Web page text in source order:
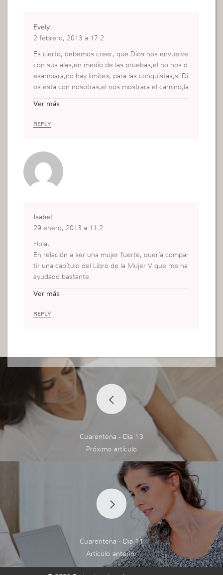
Evely
2 febrero, 2013 a 17:2
Es cierto, debemos creer, que Dios nos envuelve
con sus alas,en medio de las pruebas,el no nos d
esampara,no hay limites, para las conquistas,si Di
os esta con nosotras,el nos mostrara el camino,la
Ver más
REPLY
Isabel
29 enero, 2013 a 11:2
Hola,
En relación a ser una mujer fuerte, quería compar
tir una capítulo del Libro de la Mujer V que me ha
ayudado bastante.
o que quiere y sigue adelante.
Ella cree en sí misma y nada que le digan contrari
o le hace desistir sino todo lo contrario, es deter
minada.
Y además cree en las promesas de Dios.
Ella cuenta con su fuerza y la de Dios .
Por eso combate, determina y persevera hasta el
fin, por eso conquista, y hace la diferencia.
Esta semana leí en el Libro de Hebreos me llamó
la atención un versículo que me ayudó:
«El sacrificio de Jesús fue completo y total, un so
lo sacrificio bastó para determinar la salvación y la
victoria sobre todos sus enemigos, de forma que
El está esperando que todos sus enemigos sean
puestos debajo de sus pies».
Y si este sacrificio fue suficiente para nuestra sal
vación, cuanto más lo será para la liberación?
Así como David sacrificaba e iba a la batalla, El sa
crificio por nuestra salvación está hecho, pero es
o no evita que vayamos al combate, hasta poner
Ver más
REPLY
Cuarentena - Dia 13
Cuarentena - Dia 11